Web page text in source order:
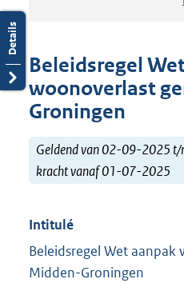
Beleidsregel
woonoverlast
Groningen
Geldend van 02-09-2025 t/
kracht vanaf 01-07-2025
Intitulé
Beleidsregel Wet
Midden-Groningen